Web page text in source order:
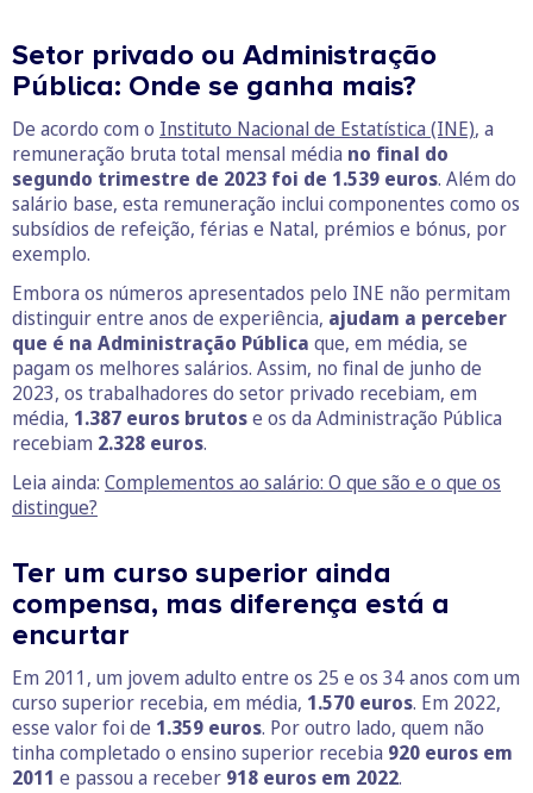
Setor privado ou Administração
Pública: Onde se ganha mais?
De acordo com o Instituto Nacional de Estatística (INE), a
remuneração bruta total mensal média no final do
segundo trimestre de 2023 foi de 1.539 euros. Além do
salário base, esta remuneração inclui componentes como os
subsídios de refeição, férias e Natal, prémios e bónus, por
exemplo.
Embora os números apresentados pelo INE não permitam
distinguir entre anos de experiência, ajudam a perceber
que é na Administração Pública que, em média, se
pagam os melhores salários. Assim, no final de junho de
2023, os trabalhadores do setor privado recebiam, em
média, 1.387 euros brutose os da Administração Pública
recebiam 2.328 euros.
Leia ainda: Complementos ao salário: O que são e o que os
distingue?
Ter um curso superior ainda
compensa, mas diferença está a
encurtar
Em 2011, um jovem adulto entre os 25 e os 34 anos com um
curso superior recebia, em média, 1.570 euros. Em 2022,
esse valor foi de 1.359 euros. Por outro lado, quem não
tinha completado o ensino superior recebia 920 euros em
2011 e passou a receber 918 euros em 2022.